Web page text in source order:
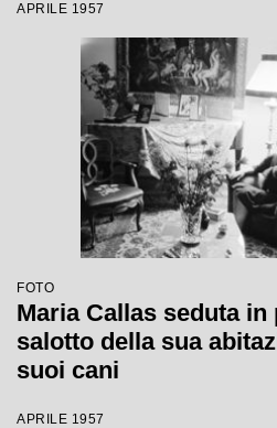
APRILE 1957
FOTO
Maria Callas seduta in
salotto della sua
suoi cani
APRILE 1957